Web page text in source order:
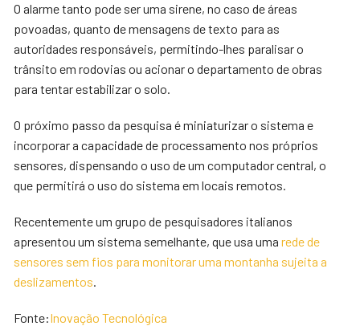
O alarme tanto pode ser uma sirene, no caso de áreas
povoadas, quanto de mensagens de texto para as
autoridades responsáveis, permitindo-lhes paralisar o
trânsito em rodovias ou acionar o departamento de obras
para tentar estabilizar o solo.
O próximo passo da pesquisa é miniaturizar o sistema e
incorporar a capacidade de processamento nos próprios
sensores, dispensando o uso de um computador central, o
que permitirá o uso do sistema em locais remotos.
Recentemente um grupo de pesquisadores italianos
apresentou um sistema semelhante, que usa umarede de
sensores sem fios para monitorar uma montanha sujeita a
deslizamentos.
Fonte:Inovação Tecnológica